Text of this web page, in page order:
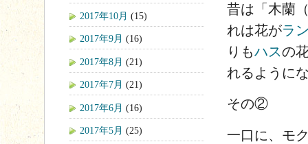
昔は「木蘭
れは花がラ
りもハスの
れるように
その②
一口に、モ
2017年10月 (15)
2017年9月 (16)
2017年8月 (21)
2017年7月 (21)
2017年6月 (16)
2017年5月 (25)